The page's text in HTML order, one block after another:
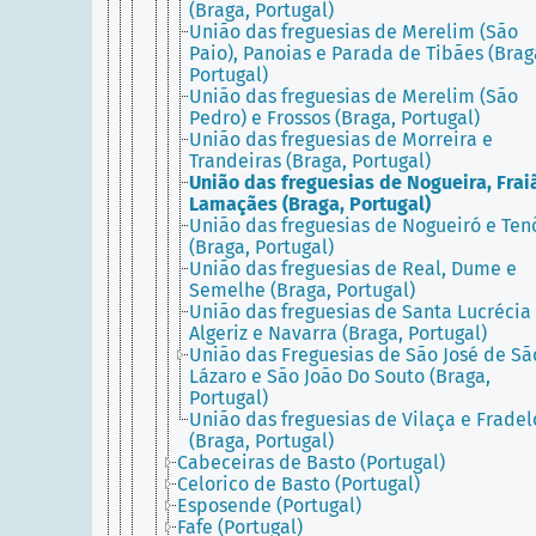
(Braga, Portugal)
União das freguesias de Merelim (São
Paio), Panoias e Parada de Tibães
Portugal)
União das freguesias de Merelim (São
Pedro) e Frossos (Braga, Portugal)
União das freguesias de Morreira e
Trandeiras (Braga, Portugal)
União das freguesias de Nogueira,
Lamaçães (Braga, Portugal)
União das freguesias de Nogueiró e
(Braga, Portugal)
União das freguesias de Real, Dume e
Semelhe (Braga, Portugal)
União das freguesias de Santa Lucrécia
Algeriz e Navarra (Braga, Portugal)
União das Freguesias de São José de
Lázaro e São João Do Souto (Braga,
Portugal)
União das freguesias de Vilaça e
(Braga, Portugal)
Cabeceiras de Basto (Portugal)
Celorico de Basto (Portugal)
Esposende (Portugal)
Fafe (Portugal)